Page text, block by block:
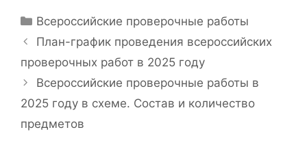
Рубрики
Всероссийские проверочные работы
План-график проведения всероссийских
проверочных работ в 2025 году
Всероссийские проверочные работы в
2025 году в схеме. Состав и количество
предметов